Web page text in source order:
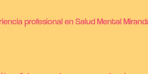
profesional en Salud Mental